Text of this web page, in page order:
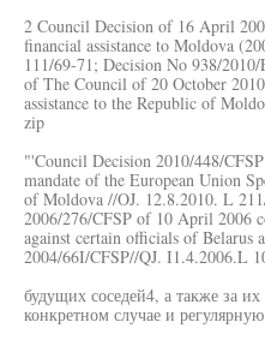
2 Council Decision of 16 April
financial assistance to Moldova
111/69-71; Decision No 938/
of The Council of 20 October
assistance to the Republic of
zip
"'Council Decision 2010/448/
mandate of the European Union
of Moldova //OJ. 12.8.2010. L
2006/276/CFSP of 10 April 2006
against certain officials of Belarus
2004/66I/CFSP//QJ. I1.4.2006.L
будущих соседей4, а также за
конкретном случае и